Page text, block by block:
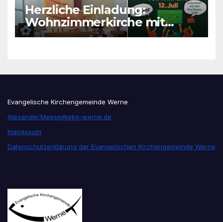
Herzliche Einladung:
Wohnzimmerkirche mit
unseren Konfis
Evangelische Kirchengemeinde Werne
Alexander.Meese@ekg-werne.de
Impressum
Datenschutzerklärung der Evangelischen Kirchengemeinde Werne